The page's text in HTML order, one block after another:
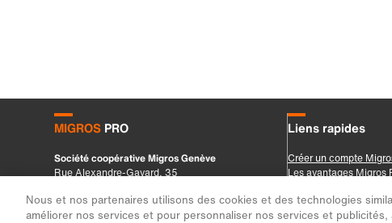
Nous et nos partenaires utilisons des cookies et des technologies
améliorer nos services et pour personnaliser nos services et